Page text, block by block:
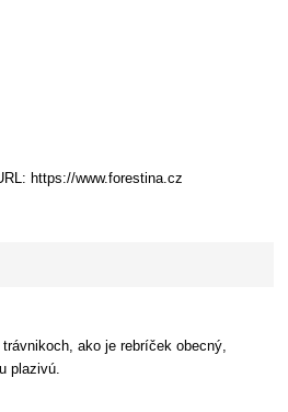
https://www.forestina.cz
ako je rebríček obecný,
plazivú.